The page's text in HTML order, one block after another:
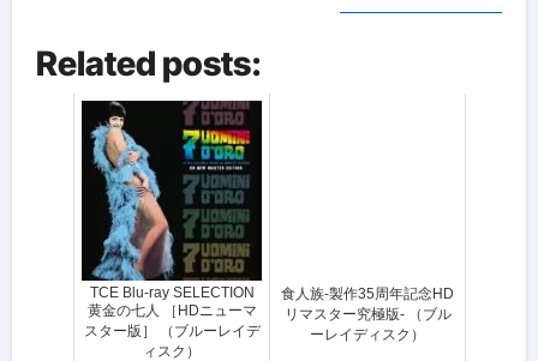
Related posts:
TCE Blu-ray SELECTION
黄金の七人 ［HDニューマ
スター版］ （ブルーレイデ
ィスク）
食人族-製作35周年記念HD
リマスター究極版- （ブル
ーレイディスク）